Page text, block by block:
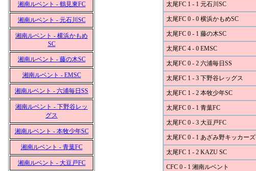
湘南ルベント - 鶴見東FC
湘南ルベント - 元石川SC
湘南ルベント - 横浜かもめ
SC
湘南ルベント - 藤の木SC
湘南ルベント - EMSC
湘南ルベント - 六浦毎日SS
湘南ルベント - 下野谷レッ
グス
湘南ルベント - 本牧少年SC
湘南ルベント - 青葉FC
湘南ルベント - 大豆戸FC
太尾FC 1 - 1 元石川SC
太尾FC 0 - 0 横浜かもめSC
太尾FC 0 - 1 藤の木SC
太尾FC 4 - 0 EMSC
太尾FC 0 - 2 六浦毎日SS
太尾FC 1 - 3 下野谷レッグス
太尾FC 1 - 2 本牧少年SC
太尾FC 0 - 1 青葉FC
太尾FC 0 - 3 大豆戸FC
太尾FC 0 - 1 あざみ野キッカーズ
太尾FC 1 - 2 KAZU SC
CFC 0 - 1 湘南ルベント